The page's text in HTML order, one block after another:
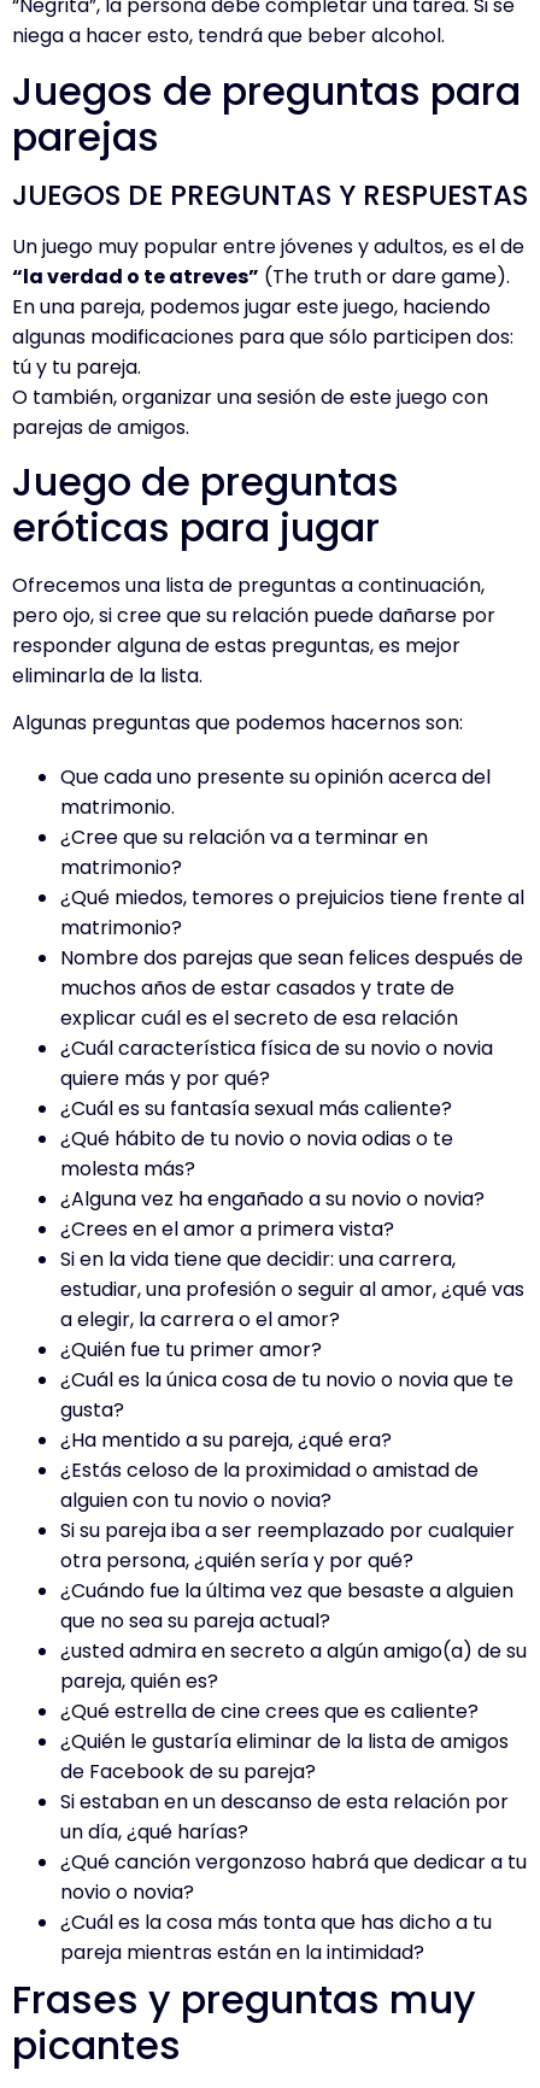
“Negrita”, la persona debe completar una tarea. Si se
niega a hacer esto, tendrá que beber alcohol.
Juegos de preguntas para
parejas
JUEGOS DE PREGUNTAS Y RESPUESTAS
Un juego muy popular entre jóvenes y adultos, es el de
“la verdad o te atreves” (The truth or dare game).
En una pareja, podemos jugar este juego, haciendo
algunas modificaciones para que sólo participen dos:
tú y tu pareja.
O también, organizar una sesión de este juego con
parejas de amigos.
Juego de preguntas
eróticas para jugar
Ofrecemos una lista de preguntas a continuación,
pero ojo, si cree que su relación puede dañarse por
responder alguna de estas preguntas, es mejor
eliminarla de la lista.
Algunas preguntas que podemos hacernos son:
Que cada uno presente su opinión acerca del
matrimonio.
¿Cree que su relación va a terminar en
matrimonio?
¿Qué miedos, temores o prejuicios tiene frente al
matrimonio?
Nombre dos parejas que sean felices después de
muchos años de estar casados y trate de
explicar cuál es el secreto de esa relación
¿Cuál característica física de su novio o novia
quiere más y por qué?
¿Cuál es su fantasía sexual más caliente?
¿Qué hábito de tu novio o novia odias o te
molesta más?
¿Alguna vez ha engañado a su novio o novia?
¿Crees en el amor a primera vista?
Si en la vida tiene que decidir: una carrera,
estudiar, una profesión o seguir al amor, ¿qué vas
a elegir, la carrera o el amor?
¿Quién fue tu primer amor?
¿Cuál es la única cosa de tu novio o novia que te
gusta?
¿Ha mentido a su pareja, ¿qué era?
¿Estás celoso de la proximidad o amistad de
alguien con tu novio o novia?
Si su pareja iba a ser reemplazado por cualquier
otra persona, ¿quién sería y por qué?
¿Cuándo fue la última vez que besaste a alguien
que no sea su pareja actual?
¿usted admira en secreto a algún amigo(a) de su
pareja, quién es?
¿Qué estrella de cine crees que es caliente?
¿Quién le gustaría eliminar de la lista de amigos
de Facebook de su pareja?
Si estaban en un descanso de esta relación por
un día, ¿qué harías?
¿Qué canción vergonzoso habrá que dedicar a tu
novio o novia?
¿Cuál es la cosa más tonta que has dicho a tu
pareja mientras están en la intimidad?
Frases y preguntas muy
picantes